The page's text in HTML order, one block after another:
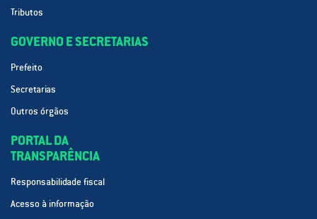
Tributos
GOVERNO E SECRETARIAS
Prefeito
Secretarias
Outros órgãos
PORTAL DA
TRANSPARÊNCIA
Responsabilidade fiscal
Acesso à informação